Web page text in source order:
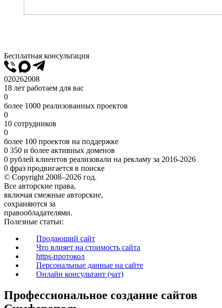
Бесплатная консультация
020262008
18 лет работаем для вас
0
более 1000 реализованных проектов
0
10 сотрудников
0
более 100 проектов на поддержке
0 350 и более активных доменов
0 рублей клиентов реализовали на рекламу за 2016-2026
0 фраз продвигается в поиске
© Copyright 2008–2026 год.
Все авторские права,
включая смежные авторские,
сохраняются за
правообладателями.
Полезные статьи:
Продающий сайт
Что влияет на стоимость сайта
https-протокол
Персональные данные на сайте
Онлайн консультант (чат)
Профессиональное создание сайтов